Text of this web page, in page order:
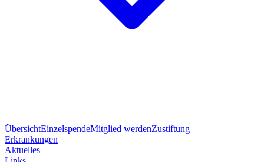
ÜbersichtEinzelspendeMitglied werdenZustiftung
Erkrankungen
Aktuelles